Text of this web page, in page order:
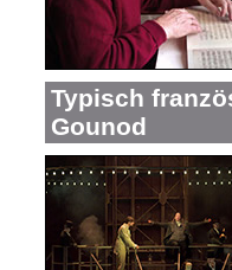
Typisch
Gounod